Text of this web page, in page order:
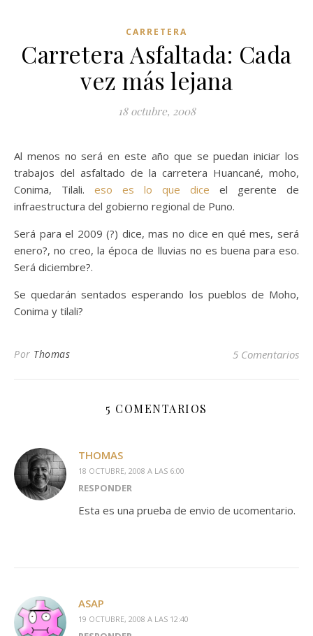
CARRETERA
Carretera Asfaltada: Cada
vez más lejana
18 octubre, 2008
Al menos no será en este año que se puedan iniciar los
trabajos del asfaltado de la carretera Huancané, moho,
Conima, Tilali. eso es lo que dice el gerente de
infraestructura del gobierno regional de Puno.
Será para el 2009 (?) dice, mas no dice en qué mes, será
enero?, no creo, la época de lluvias no es buena para eso.
Será diciembre?.
Se quedarán sentados esperando los pueblos de Moho,
Conima y tilali?
Por Thomas 5 Comentarios
5 COMENTARIOS
THOMAS
18 OCTUBRE, 2008 A LAS 6:00
RESPONDER
Esta es una prueba de envio de ucomentario.
ASAP
19 OCTUBRE, 2008 A LAS 12:40